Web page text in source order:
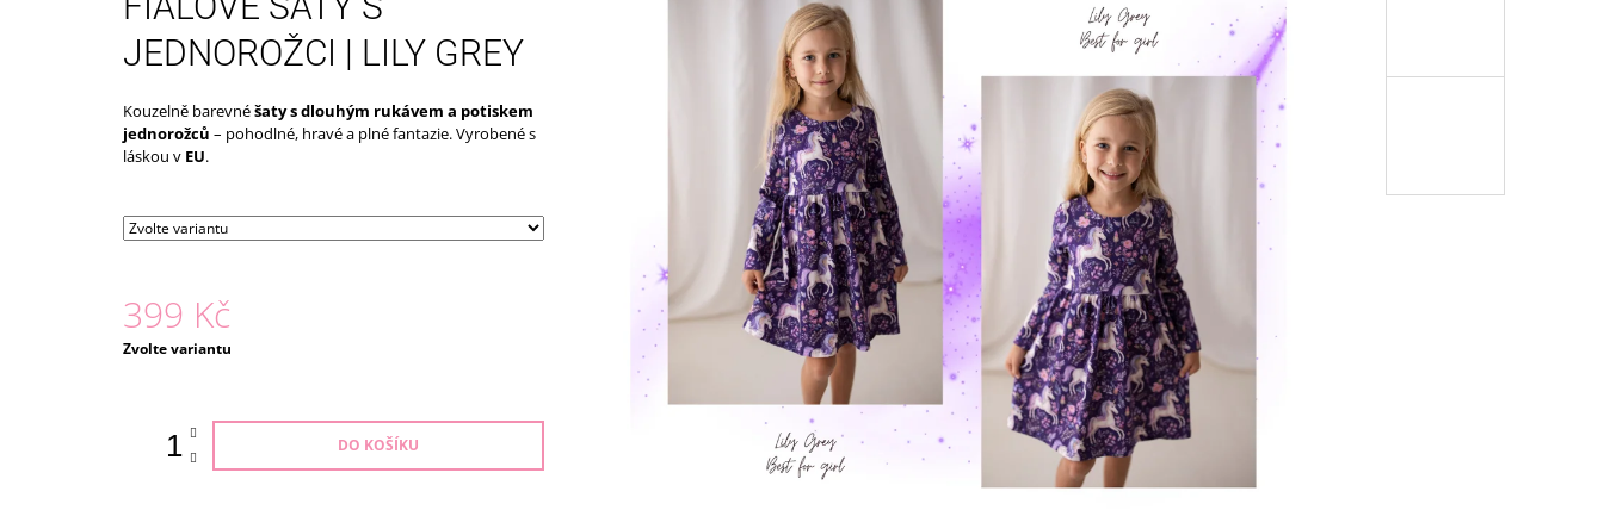
JEDNOROŽCI | LILY GREY
Kouzelně barevnéšaty s dlouhým rukávem a potiskem
jednorožců – pohodlné, hravé a plné fantazie. Vyrobené s
láskou v EU.
399 Kč
Měrná
Zvolte variantu
DO KOŠÍKU
179 Kč